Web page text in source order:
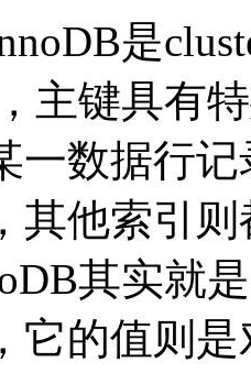
是
主键具有
一数据行
其他索引
其实就
它的值则